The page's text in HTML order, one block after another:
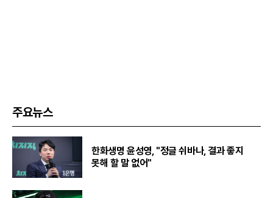
주요뉴스
한화생명 윤성영, "정글 쉬바나, 결과 좋지
못해 할 말 없어"